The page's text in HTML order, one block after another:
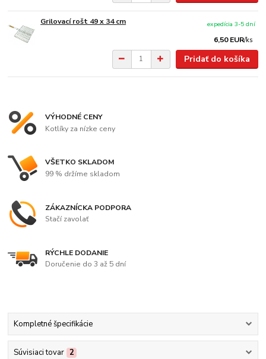
Grilovací rošt 49 x 34 cm
6,50 EUR/ks
expedícia 3-5 dní
Pridať do košíka
VÝHODNÉ CENY
Kotlíky za nízke ceny
VŠETKO SKLADOM
99 % držíme skladom
ZÁKAZNÍCKA PODPORA
Stačí zavolať
RÝCHLE DODANIE
Doručenie do 3 až 5 dní
Kompletné špecifikácie
Súvisiaci tovar 2